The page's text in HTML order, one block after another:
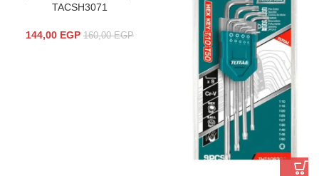
TACSH3071
160,00EGP
144,00 EGP